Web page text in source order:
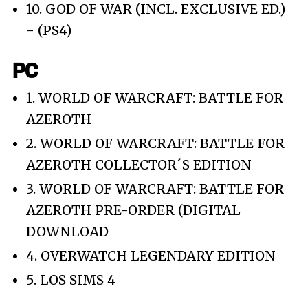
10. GOD OF WAR (INCL. EXCLUSIVE ED.)
- (PS4)
PC
1. WORLD OF WARCRAFT: BATTLE FOR
AZEROTH
2. WORLD OF WARCRAFT: BATTLE FOR
AZEROTH COLLECTOR´S EDITION
3. WORLD OF WARCRAFT: BATTLE FOR
AZEROTH PRE-ORDER (DIGITAL
DOWNLOAD
4. OVERWATCH LEGENDARY EDITION
5. LOS SIMS 4